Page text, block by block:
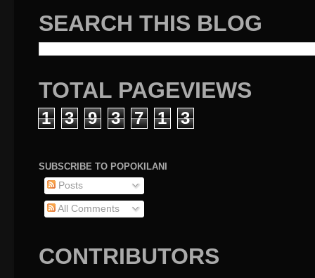
SEARCH THIS BLOG
TOTAL PAGEVIEWS
1 3 9 3 7 1 3
SUBSCRIBE TO POPOKILANI
Posts
All Comments
CONTRIBUTORS